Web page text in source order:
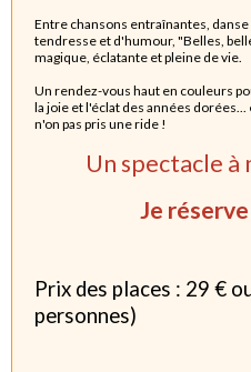
Entre chansons entraînantes,
tendresse et d'humour, "Belles,
magique, éclatante et pleine de vie.
Un rendez-vous haut en couleurs
la joie et l'éclat des années
n'on pas pris une ride !
Un spectacle à
Je
Prix des places : 29 €
personnes)